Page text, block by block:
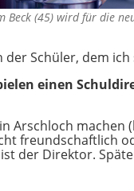
Beck (45) wird für die
Schüler, dem
einen
Arschloch
freundschaftlich
der Direktor.